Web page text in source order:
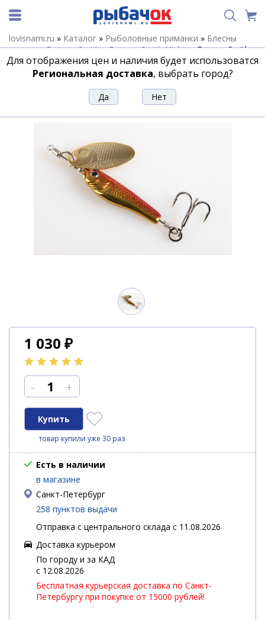
lovisnami.ru » Каталог » Рыболовные приманки » Блесны
летние»Блесны Smith»Блесны Smith Niakis»Блесна Smith
Niakis 3,0гр. №06
Блесна Smith Niakis 3,0гр. №06
1 030 ₽
- +
товар купили уже 30 раз
Есть в наличии
в магазине
Санкт-Петербург
258 пунктов выдачи
Отправка с центрального склада с 11.08.2026
Доставка курьером
По городу и за КАД
c 12.08.2026
Бесплатная курьерская доставка по Санкт-
Петербургу при покупке от 15000 рублей!
Для отображения цен и наличия будет использоватся
Региональная доставка, выбрать город?